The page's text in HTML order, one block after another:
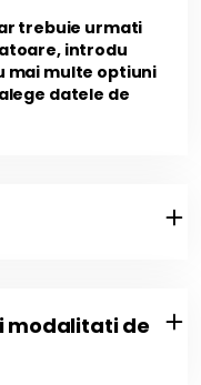
trebuie urmati
introdu
mai multe optiuni
datele de
modalitati de